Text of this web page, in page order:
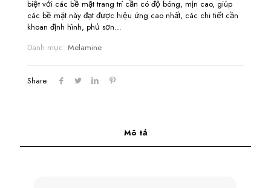
biệt với các bề mặt trang trí cần có độ bóng, mịn cao, giúp
các bề mặt này đạt được hiệu ứng cao nhất, các chi tiết cần
khoan định hình, phủ sơn…
Danh mục: Melamine
Share
Mô tả